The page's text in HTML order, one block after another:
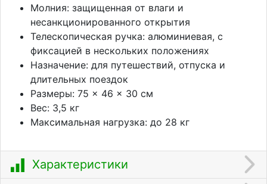
Молния: защищенная от влаги и
несанкционированного открытия
Телескопическая ручка: алюминиевая, с
фиксацией в нескольких положениях
Назначение: для путешествий, отпуска и
длительных поездок
Размеры: 75 × 46 × 30 см
Вес: 3,5 кг
Максимальная нагрузка: до 28 кг
Характеристики